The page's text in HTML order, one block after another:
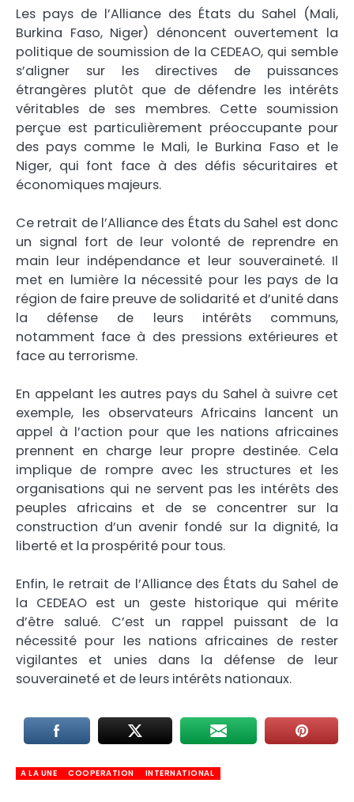
Les pays de l’Alliance des États du Sahel (Mali,
Burkina Faso, Niger) dénoncent ouvertement la
politique de soumission de la CEDEAO, qui semble
s’aligner sur les directives de puissances
étrangères plutôt que de défendre les intérêts
véritables de ses membres. Cette soumission
perçue est particulièrement préoccupante pour
des pays comme le Mali, le Burkina Faso et le
Niger, qui font face à des défis sécuritaires et
économiques majeurs.
Ce retrait de l’Alliance des États du Sahel est donc
un signal fort de leur volonté de reprendre en
main leur indépendance et leur souveraineté. Il
met en lumière la nécessité pour les pays de la
région de faire preuve de solidarité et d’unité dans
la défense de leurs intérêts communs,
notamment face à des pressions extérieures et
face au terrorisme.
En appelant les autres pays du Sahel à suivre cet
exemple, les observateurs Africains lancent un
appel à l’action pour que les nations africaines
prennent en charge leur propre destinée. Cela
implique de rompre avec les structures et les
organisations qui ne servent pas les intérêts des
peuples africains et de se concentrer sur la
construction d’un avenir fondé sur la dignité, la
liberté et la prospérité pour tous.
Enfin, le retrait de l’Alliance des États du Sahel de
la CEDEAO est un geste historique qui mérite
d’être salué. C’est un rappel puissant de la
nécessité pour les nations africaines de rester
vigilantes et unies dans la défense de leur
souveraineté et de leurs intérêts nationaux.
A LA UNE COOPERATION INTERNATIONAL